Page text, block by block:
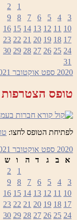
1
2
3
4
5
6
7
8
9
10
11
12
13
14
15
16
17
18
19
20
21
22
23
24
25
26
27
28
29
30
31
2020 ספט אוקטובר 2021
טופס
לפתיחת הטופס לחצו:
2020 ספט אוקטובר 2021
א
ב ג ד ה ו
ש
1
2
3
4
5
6
7
8
9
10
11
12
13
14
15
16
17
18
19
20
21
22
23
24
25
26
27
28
29
30